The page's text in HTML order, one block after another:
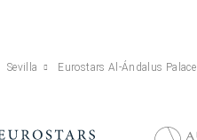
Sevilla Eurostars Al-Ándalus Palace